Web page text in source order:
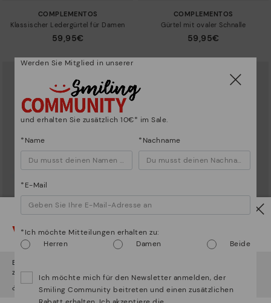
COMPLEMENTOS
Klassischer Ledergürtel für Damen
59,95€
COMPLEMENTOS
Gürtel mit ovaler Schnalle
59,95€
COMPLEMENTOS
Gürtel mit ovaler Schnalle
Damengürtel mit Schnalle
Vorsicht!
Es scheint, dass Sie sich in
zugreifen werden.
¿Möchten Sie auf die Website vonUsagehen?
Werden Sie Mitglied in unserer
und erhalten Sie zusätzlich 10€* im Sale.
*Name *Nachname
*E-Mail
*Ich möchte Mitteilungen erhalten zu:
Herren
Damen Beide
Ich möchte mich für den Newsletter anmelden, der
Smiling Community beitreten und einen zusätzlichen